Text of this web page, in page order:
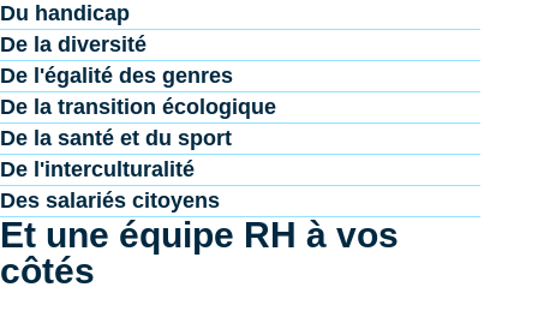
Du handicap
De la diversité
De l'égalité des genres
De la transition écologique
De la santé et du sport
De l'interculturalité
Des salariés citoyens
Et une équipe RH à vos
côtés